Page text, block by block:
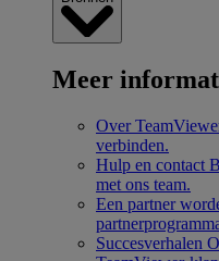
Meer
Over
verbinden.
Hulp en contact
met ons team.
Een partner
Succesverhalen